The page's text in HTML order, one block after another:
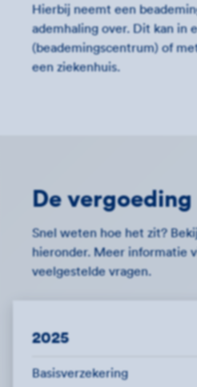
Hierbij neemt een
ademhaling over. Dit kan in
(beademingscentrum) of
een ziekenhuis.
De
Snel weten hoe het zit?
hieronder. Meer informatie
veelgestelde vragen.
2025
Basisverzekering